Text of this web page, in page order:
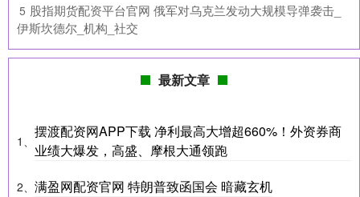
5 ​股指期货配资平台官网 俄军对乌克兰发动大规模导弹袭击_
伊斯坎德尔_机构_社交
最新文章
1、
摆渡配资网APP下载 净利最高大增超660%！外资券商
业绩大爆发，高盛、摩根大通领跑
2、 满盈网配资官网 特朗普致函国会 暗藏玄机